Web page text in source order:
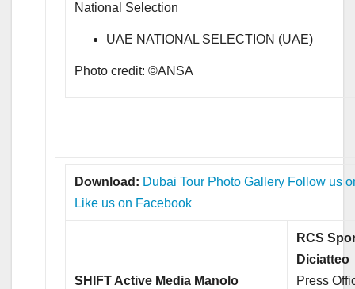
National Selection
UAE NATIONAL SELECTION (UAE)
Photo credit: ©ANSA
Download: Dubai Tour Photo Gallery Follow us
Like us on Facebook
SHIFT Active Media Manolo
RCS
Diciatteo
Press